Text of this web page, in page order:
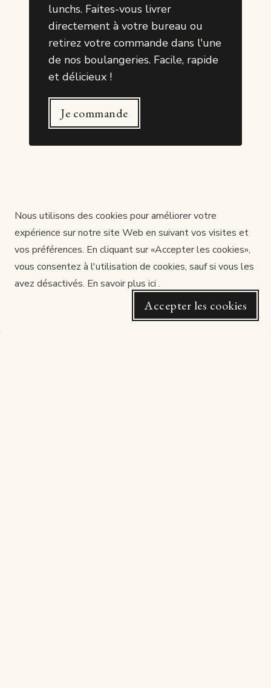
Nous utilisons des cookies pour améliorer votre
expérience sur notre site Web en suivant vos visites et
vos préférences. En cliquant sur «Accepter les cookies»,
vous consentez à l'utilisation de cookies, sauf si vous les
avez désactivés. En savoir plus ici .
Accepter les cookies
lunchs. Faites-vous livrer
directement à votre bureau ou
retirez votre commande dans l'une
de nos boulangeries. Facile, rapide
et délicieux !
Je commande